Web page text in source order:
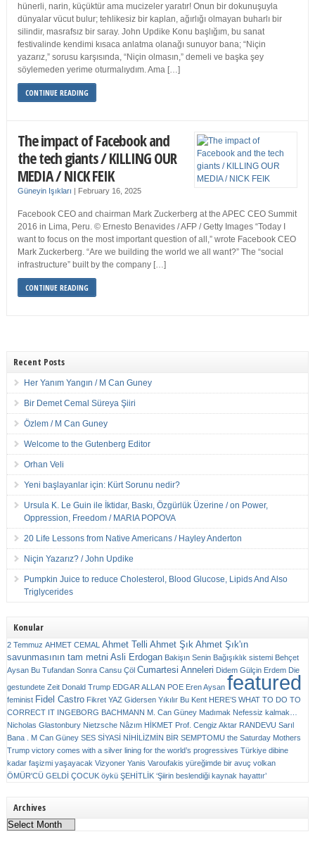
hünerli, narin, küçüktür ama mucizeler yaratır! Onun bir dokunuşuyla
dünyalar vücut bulur; tehlikesiz bir kaplan, ağırlığı olmayan buharlı bir
silindir, masrafsız bir saray. John Updike Konu başlığım, bu sanat
festivalinde kendimi kısaca anlatma olanağı sunuyor bana; “Niçin
yazarız,” sorusu karşısında, “Niçin olmasın,” demeli ve başka şey
söylemeden yerime oturmalıydım. Ama […]
CONTINUE READING
The impact of Facebook and
the tech giants / KILLING OUR
MEDIA / NICK FEIK
Güneyin Işıkları | February 16, 2025
Facebook CEO and chairman Mark Zuckerberg at the APEC CEO Summit
2016 in Lima, Peru. © Ernesto Benavides / AFP / Getty Images “Today I
want to focus on the most important question of all,” wrote Facebook CEO
Mark Zuckerberg. “Are we building the world we all want?” The “social
infrastructure” built by the company […]
CONTINUE READING
Recent Posts
Her Yanım Yangın / M Can Guney
Bir Demet Cemal Süreya Şiiri
Özlem / M Can Guney
Welcome to the Gutenberg Editor
Orhan Veli
Yeni başlayanlar için: Kürt Sorunu nedir?
Ursula K. Le Guin ile İktidar, Baskı, Özgürlük Üzerine / on Power,
Oppression, Freedom / MARIA POPOVA
20 Life Lessons from Native Americans / Hayley Anderton
Niçin Yazarız? / John Updike
Pumpkin Juice to reduce Cholesterol, Blood Glucose, Lipids And Also
Triglycerides
Konular
2 Temmuz AHMET CEMAL Ahmet Telli Ahmet Şık Ahmet Şık'ın
savunmasının tam metni Asli Erdogan Bakişın Senin Bağışıklık sistemi Behçet
Aysan Bu Tufandan Sonra Cansu Çöl Cumartesi Anneleri Didem Gülçin Erdem Die
gestundete Zeit Donald Trump EDGAR ALLAN POE Eren Aysan featured
feminist Fidel Castro Fikret YAZ Gidersen Yıkılır Bu Kent HERE’S WHAT TO DO TO
CORRECT IT INGEBORG BACHMANN M. Can Güney Madımak Nefessiz kalmak…
Nicholas Glastonbury Nietzsche Nâzım HİKMET Prof. Cengiz Aktar RANDEVU Sarıl
Bana . M Can Güney SES SİYASİ NİHİLİZMİN BİR SEMPTOMU the Saturday Mothers
Trump victory comes with a silver lining for the world’s progressives Türkiye dibine
kadar faşizmi yaşayacak Vizyoner Yanis Varoufakis yüreğimde bir avuç volkan
ÖMÜR'CÜ GELDİ ÇOCUK öykü ŞEHİTLİK ‘Şiirin beslendiği kaynak hayattır’
Archives
Archives